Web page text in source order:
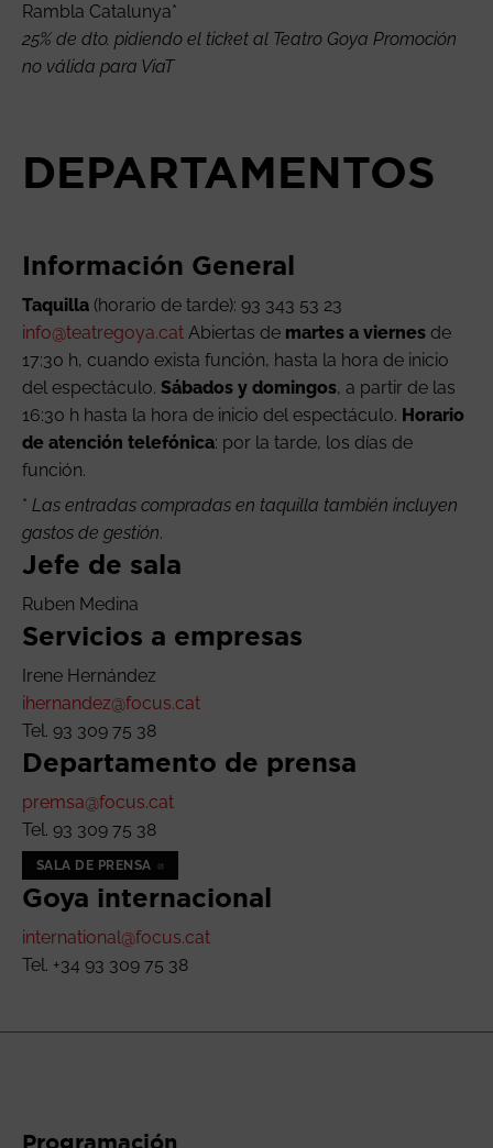
Rambla Catalunya*
25% de dto. pidiendo el ticket al Teatro Goya Promoción
no válida para ViaT
DEPARTAMENTOS
Información General
Taquilla (horario de tarde): 93 343 53 23
info@teatregoya.cat Abiertas de martes a viernes de
17:30 h, cuando exista función, hasta la hora de inicio
del espectáculo. Sábados y domingos, a partir de las
16:30 h hasta la hora de inicio del espectáculo. Horario
de atención telefónica: por la tarde, los días de
función.
* Las entradas compradas en taquilla también incluyen
gastos de gestión.
Jefe de sala
Ruben Medina
Servicios a empresas
Irene Hernández
ihernandez@focus.cat
Tel. 93 309 75 38
Departamento de prensa
premsa@focus.cat
Tel. 93 309 75 38
SALA DE PRENSA
Goya internacional
international@focus.cat
Tel. +34 93 309 75 38
Programación